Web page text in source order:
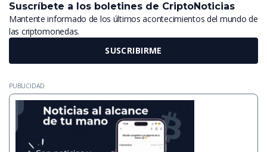
Suscríbete a los boletines de CriptoNoticias
Mantente informado de los últimos acontecimientos del mundo de
las criptomonedas.
SUSCRIBIRME
PUBLICIDAD